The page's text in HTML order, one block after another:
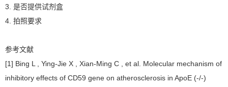
3. 是否提供试剂盒
4. 拍照要求
参考文献
[1] Bing L , Ying-Jie X , Xian-Ming C , et al. Molecular mechanism of
inhibitory effects of CD59 gene on atherosclerosis in ApoE (-/-)